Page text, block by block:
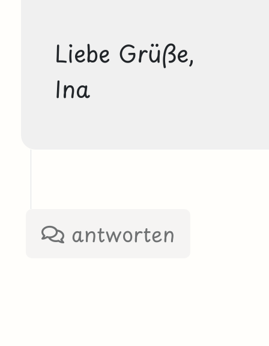
Liebe Grüße,
Ina
antworten